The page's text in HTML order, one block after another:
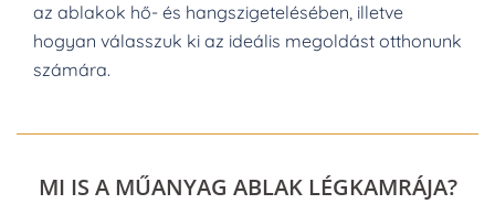
az ablakok hő- és hangszigetelésében, illetve
hogyan válasszuk ki az ideális megoldást otthonunk
számára.
MI IS A MŰANYAG ABLAK LÉGKAMRÁJA?